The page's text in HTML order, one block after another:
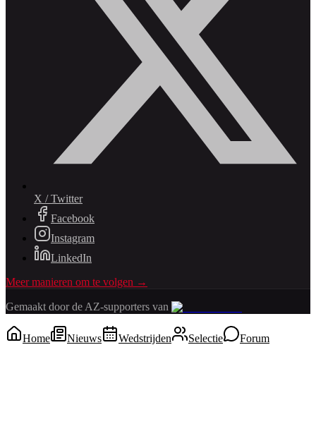
X / Twitter
Facebook
Instagram
LinkedIn
Meer manieren om te volgen →
Gemaakt door de AZ-supporters van
Home Nieuws Wedstrijden Selectie Forum